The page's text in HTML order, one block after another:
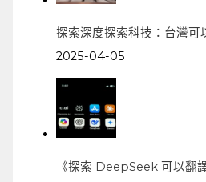
探索深度探索科技：台灣
2025-04-05
《探索 DeepSeek 可以翻